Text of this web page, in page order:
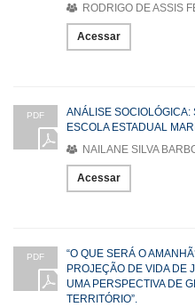
RODRIGO DE ASSIS
Acessar
PDF
ANÁLISE SOCIOLÓGICA:
ESCOLA ESTADUAL
NAILANE SILVA
Acessar
PDF
“O QUE SERÁ O
PROJEÇÃO DE VIDA DE
UMA PERSPECTIVA DE
TERRITÓRIO”.